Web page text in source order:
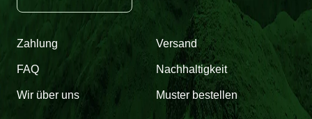
Zahlung Versand
FAQ Nachhaltigkeit
Wir über uns Muster bestellen